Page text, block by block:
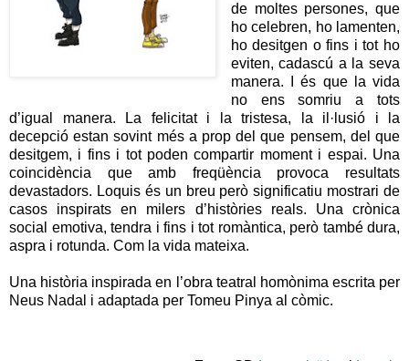
de moltes persones, que
ho celebren, ho lamenten,
ho desitgen o fins i tot ho
eviten, cadascú a la seva
manera. I és que la vida
no ens somriu a tots
d’igual manera. La felicitat i la tristesa, la il·lusió i la
decepció estan sovint més a prop del que pensem, del que
desitgem, i fins i tot poden compartir moment i espai. Una
coincidència que amb freqüència provoca resultats
devastadors. Loquis és un breu però significatiu mostrari de
casos inspirats en milers d’històries reals. Una crònica
social emotiva, tendra i fins i tot romàntica, però també dura,
aspra i rotunda. Com la vida mateixa.
Una història inspirada en l’obra teatral homònima escrita per
Neus Nadal i adaptada per Tomeu Pinya al còmic.